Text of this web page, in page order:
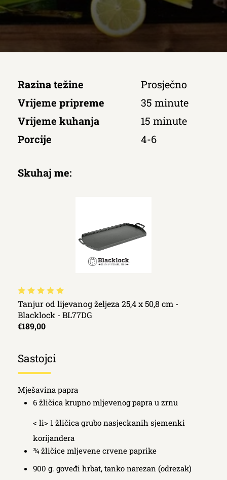
Razina težine
Prosječno
Vrijeme pripreme
35 minute
Vrijeme kuhanja
15 minute
Porcije
4-6
Skuhaj me:
Tanjur od lijevanog željeza 25,4 x 50,8 cm -
Blacklock - BL77DG
€189,00
Sastojci
Mješavina papra
6 žličica krupno mljevenog papra u zrnu
< li> 1 žličica grubo nasjeckanih sjemenki
korijandera
¾ žličice mljevene crvene paprike
900 g. goveđi hrbat, tanko narezan (odrezak)